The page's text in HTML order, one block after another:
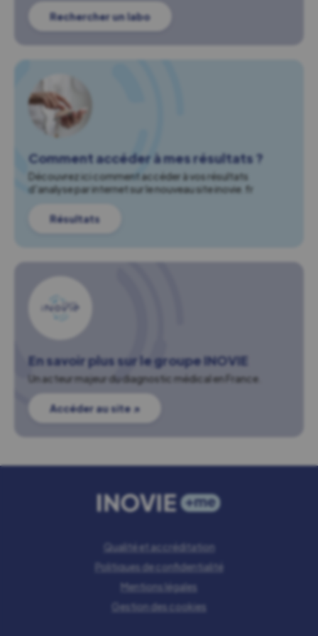
Rechercher un labo
Comment accéder à mes résultats ?
Découvrez ici comment accéder à vos résultats
d'analyse par internet sur le nouveau site inovie.fr
Résultats
En savoir plus sur le groupe INOVIE
Un acteur majeur du diagnostic médical en France.
Accéder au site ↗
Qualité et accréditation
Politiques de confidentialité
Mentions légales
Gestion des cookies